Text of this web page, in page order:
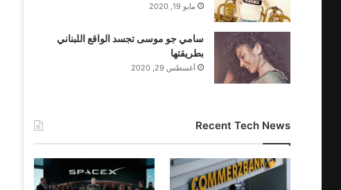
مايو 19, 2020
سامي جو موسى تجسد الواقع اللبناني
بطريقتها
أغسطس 29, 2020
Recent Tech News